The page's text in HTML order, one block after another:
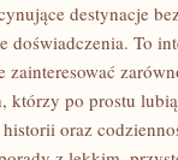
destynacje
doświadczenia. To
zainteresować
którzy po prostu
oraz